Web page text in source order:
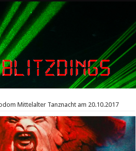
Mittelalter Tanznacht am 20.10.2017